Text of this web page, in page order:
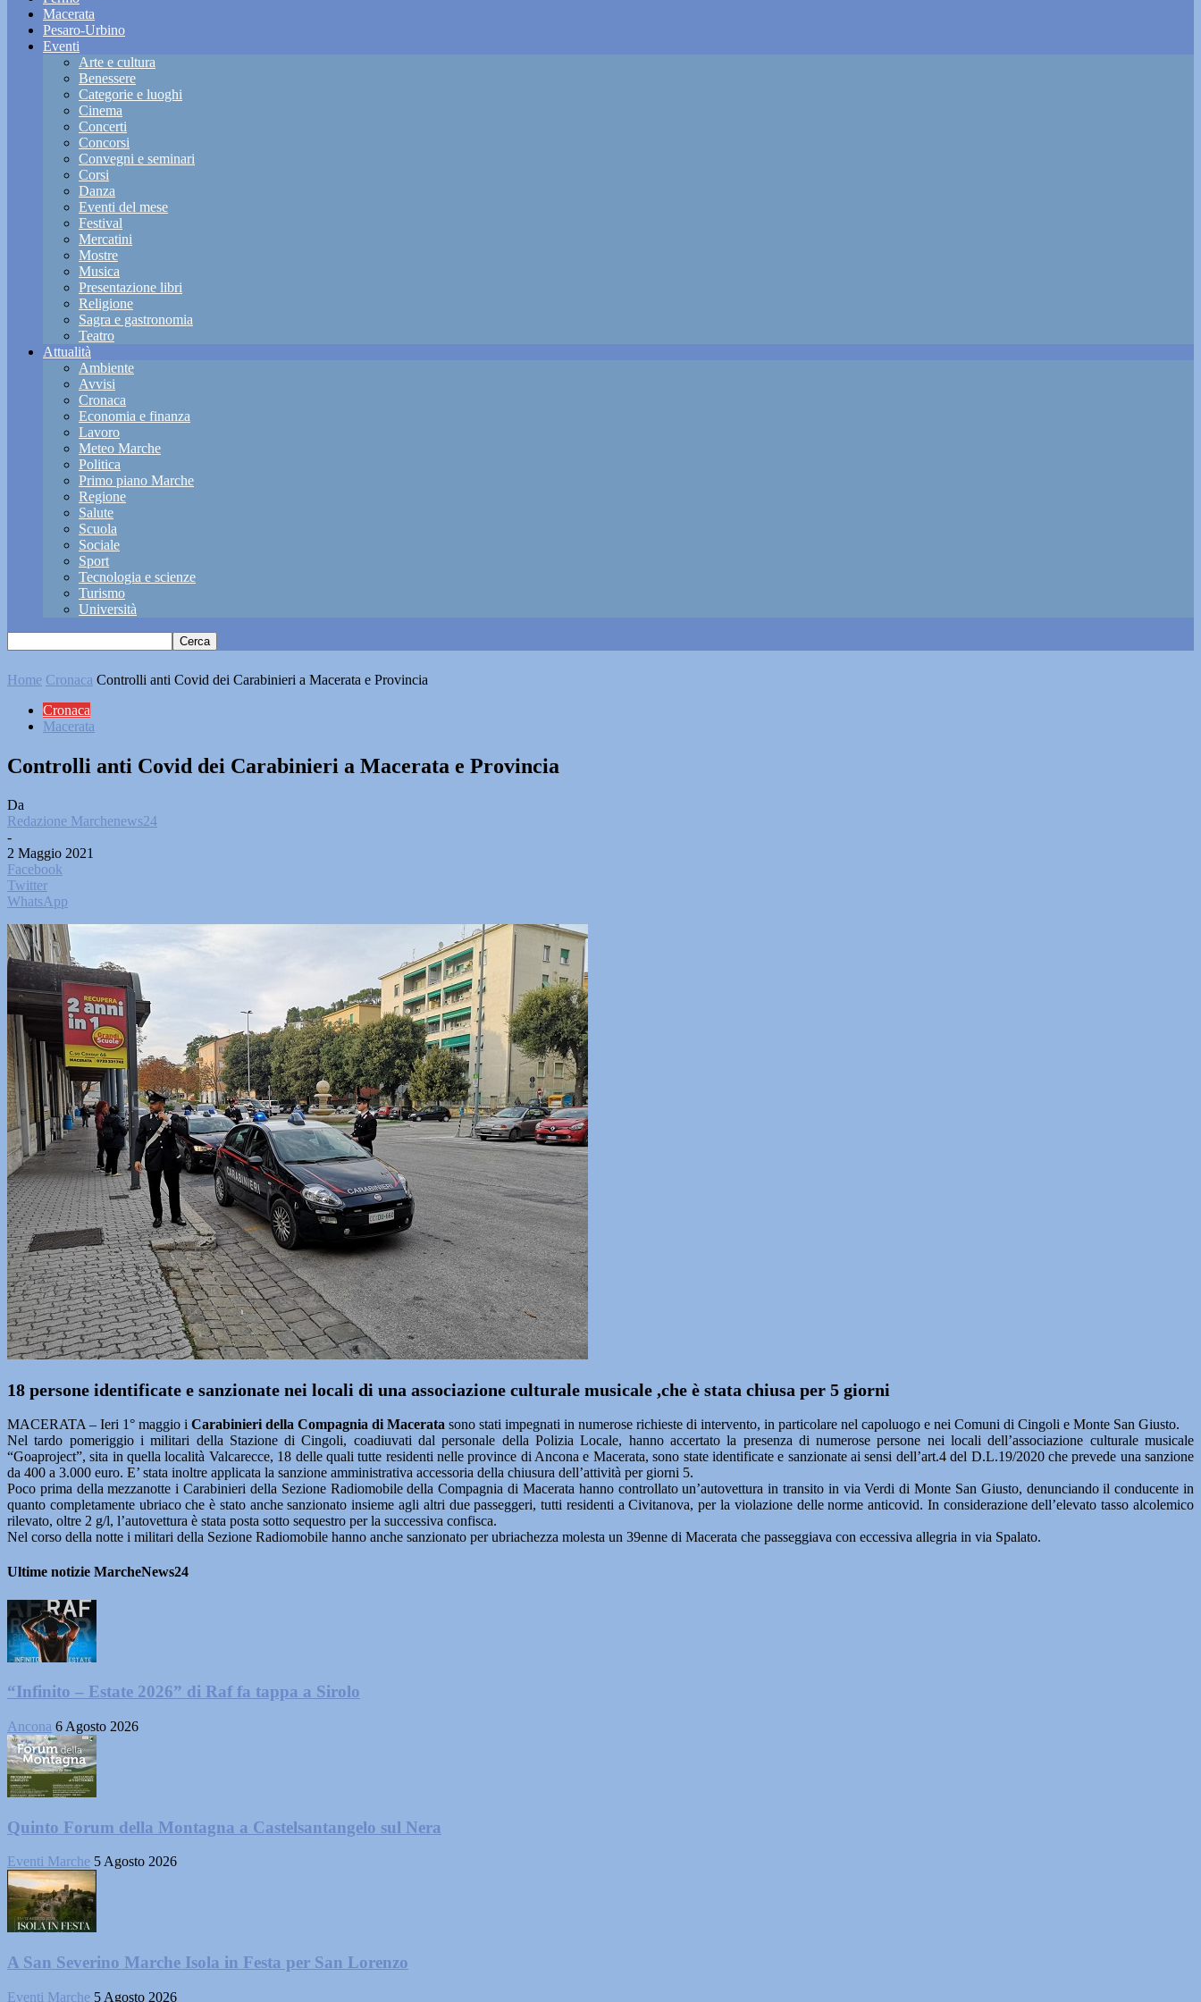
Macerata
Pesaro-Urbino
Eventi
Arte e cultura
Benessere
Categorie e luoghi
Cinema
Concerti
Concorsi
Convegni e seminari
Corsi
Danza
Eventi del mese
Festival
Mercatini
Mostre
Musica
Presentazione libri
Religione
Sagra e gastronomia
Teatro
Attualità
Ambiente
Avvisi
Cronaca
Economia e finanza
Lavoro
Meteo Marche
Politica
Primo piano Marche
Regione
Salute
Scuola
Sociale
Sport
Tecnologia e scienze
Turismo
Università
Home Cronaca Controlli anti Covid dei Carabinieri a Macerata e Provincia
Cronaca
Macerata
Controlli anti Covid dei Carabinieri a Macerata e Provincia
Da
Redazione Marchenews24
-
2 Maggio 2021
Facebook
Twitter
WhatsApp
18 persone identificate e sanzionate nei locali di una associazione culturale musicale ,che è stata chiusa per 5 giorni
MACERATA – Ieri 1° maggio i Carabinieri della Compagnia di Macerata sono stati impegnati in numerose richieste di intervento, in particolare nel capoluogo e nei Comuni di Cingoli e Monte San Giusto.
Nel tardo pomeriggio i militari della Stazione di Cingoli, coadiuvati dal personale della Polizia Locale, hanno accertato la presenza di numerose persone nei locali dell’associazione culturale musicale
“Goaproject”, sita in quella località Valcarecce, 18 delle quali tutte residenti nelle province di Ancona e Macerata, sono state identificate e sanzionate ai sensi dell’art.4 del D.L.19/2020 che prevede una sanzione
da 400 a 3.000 euro. E’ stata inoltre applicata la sanzione amministrativa accessoria della chiusura dell’attività per giorni 5.
Poco prima della mezzanotte i Carabinieri della Sezione Radiomobile della Compagnia di Macerata hanno controllato un’autovettura in transito in via Verdi di Monte San Giusto, denunciando il conducente in
quanto completamente ubriaco che è stato anche sanzionato insieme agli altri due passeggeri, tutti residenti a Civitanova, per la violazione delle norme anticovid. In considerazione dell’elevato tasso alcolemico
rilevato, oltre 2 g/l, l’autovettura è stata posta sotto sequestro per la successiva confisca.
Nel corso della notte i militari della Sezione Radiomobile hanno anche sanzionato per ubriachezza molesta un 39enne di Macerata che passeggiava con eccessiva allegria in via Spalato.
Ultime notizie MarcheNews24
“Infinito – Estate 2026” di Raf fa tappa a Sirolo
Ancona 6 Agosto 2026
Quinto Forum della Montagna a Castelsantangelo sul Nera
Eventi Marche 5 Agosto 2026
A San Severino Marche Isola in Festa per San Lorenzo
Eventi Marche 5 Agosto 2026